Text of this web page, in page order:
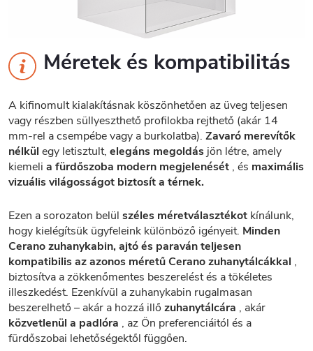
Méretek és kompatibilitás
A kifinomult kialakításnak köszönhetően az üveg teljesen
vagy részben süllyeszthető profilokba rejthető (akár 14
mm-rel a csempébe vagy a burkolatba). Zavaró merevítők
nélkül egy letisztult, elegáns megoldás jön létre, amely
kiemeli a fürdőszoba modern megjelenését , és maximális
vizuális világosságot biztosít a térnek.
Ezen a sorozaton belül széles méretválasztékot kínálunk,
hogy kielégítsük ügyfeleink különböző igényeit. Minden
Cerano zuhanykabin, ajtó és paraván teljesen
kompatibilis az azonos méretű Cerano zuhanytálcákkal ,
biztosítva a zökkenőmentes beszerelést és a tökéletes
illeszkedést. Ezenkívül a zuhanykabin rugalmasan
beszerelhető – akár a hozzá illő zuhanytálcára , akár
közvetlenül a padlóra , az Ön preferenciáitól és a
fürdőszobai lehetőségektől függően.